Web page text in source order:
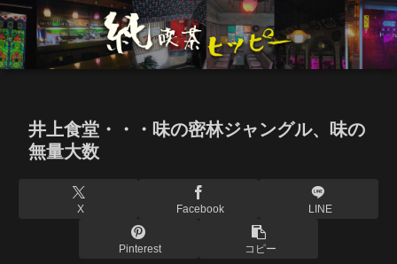
井上食堂・・・味の密林ジャングル、味の
無量大数
X Facebook LINE
Pinterest コピー